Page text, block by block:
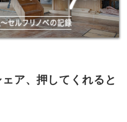
ア、押してくれると